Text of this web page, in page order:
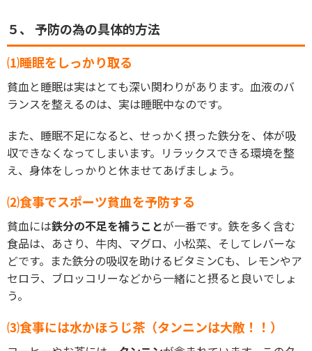
５、 予防の為の具体的方法
⑴睡眠をしっかり取る
貧血と睡眠は実はとても深い関わりがあります。血液のバ
ランスを整えるのは、実は睡眠中なのです。
また、睡眠不足になると、せっかく摂った鉄分を、体が吸
収できなくなってしまいます。リラックスできる環境を整
え、身体をしっかりと休ませてあげましょう。
⑵食事でスポーツ貧血を予防する
貧血には鉄分の不足を補うことが一番です。鉄を多く含む
食品は、あさり、牛肉、マグロ、小松菜、そしてレバーな
どです。また鉄分の吸収を助けるビタミンCも、レモンやア
セロラ、ブロッコリーなどから一緒にと摂ると良いでしょ
う。
⑶食事には水かほうじ茶（タンニンは大敵！！）